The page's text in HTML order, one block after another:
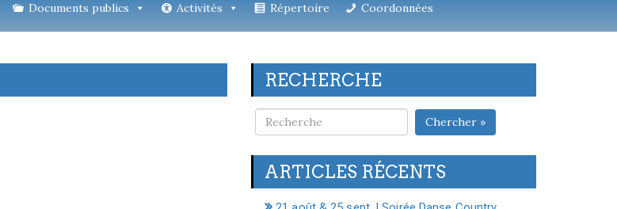
Documents publics Activités Répertoire Coordonnées
RECHERCHE
Chercher »
ARTICLES RÉCENTS